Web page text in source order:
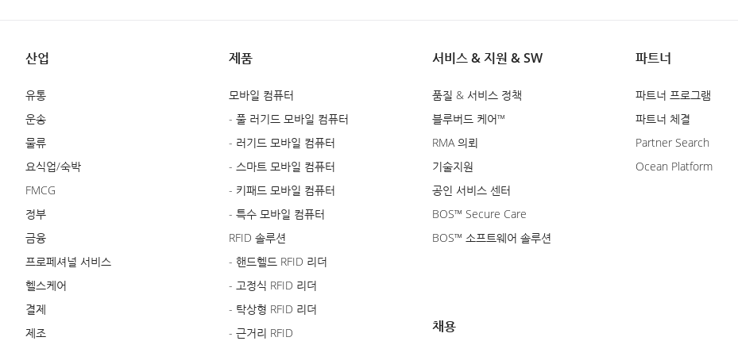
산업
유통
운송
물류
요식업/숙박
FMCG
정부
금융
프로페셔널 서비스
헬스케어
결제
제조
제품
모바일 컴퓨터
- 풀 러기드 모바일 컴퓨터
- 러기드 모바일 컴퓨터
- 스마트 모바일 컴퓨터
- 키패드 모바일 컴퓨터
- 특수 모바일 컴퓨터
RFID 솔루션
- 핸드헬드 RFID 리더
- 고정식 RFID 리더
- 탁상형 RFID 리더
- 근거리 RFID
서비스 & 지원 & SW
품질 & 서비스 정책
블루버드 케어™
RMA 의뢰
기술지원
공인 서비스 센터
BOS™ Secure Care
BOS™ 소프트웨어 솔루션
파트너
파트너 프로그램
파트너 체결
Partner Search
Ocean Platform
채용